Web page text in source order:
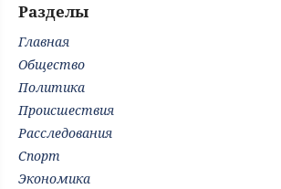
Разделы
Главная
Общество
Политика
Происшествия
Расследования
Спорт
Экономика